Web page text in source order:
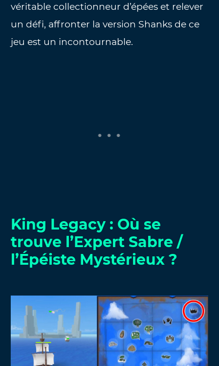
véritable collectionneur d’épées et relever
un défi, affronter la version Shanks de ce
jeu est un incontournable.
King Legacy : Où se
trouve l’Expert Sabre /
l’Épéiste Mystérieux ?